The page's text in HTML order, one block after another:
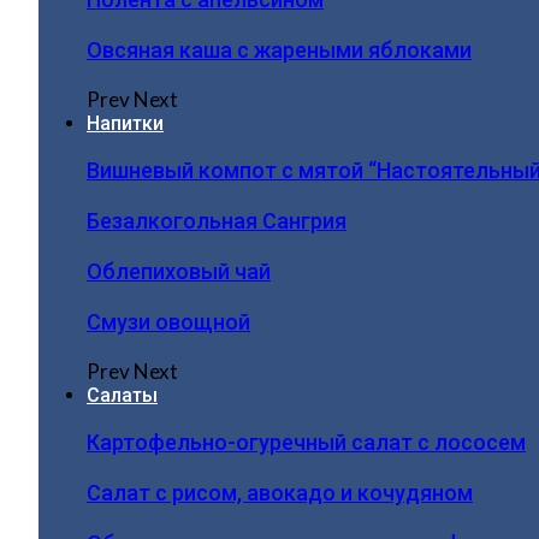
Овсяная каша с жареными яблоками
PrevNext
Напитки
Вишневый компот с мятой
Безалкогольная Сангрия
Облепиховый чай
Смузи овощной
PrevNext
Салаты
Картофельно-огуречный салат с лососем
Салат с рисом, авокадо и кочудяном